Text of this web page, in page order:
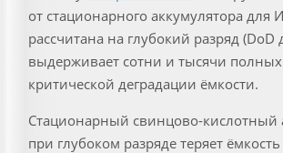
от стационарного аккумулятора для
рассчитана на глубокий разряд (DoD
выдерживает сотни и тысячи
критической деградации ёмкости.
Стационарный свинцово-кислотный
при глубоком разряде теряет